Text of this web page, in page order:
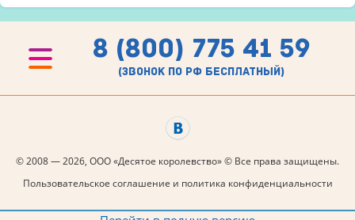
8 (800) 775 41 59
(звонок по рф бесплатный)
© 2008 — 2026, ООО «Десятое королевство» © Все права защищены.
Пользовательское соглашение и политика конфиденциальности